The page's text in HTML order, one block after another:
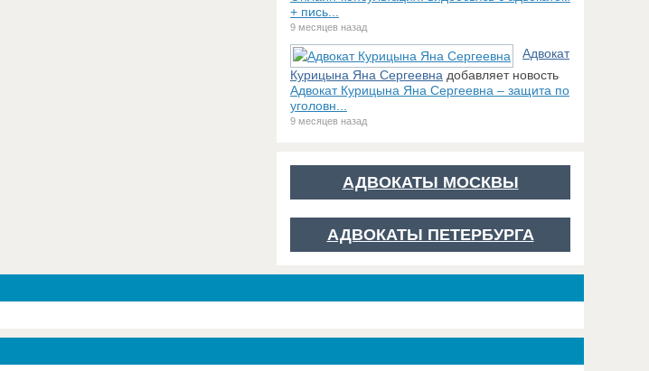
+ пись...
9 месяцев назад
Адвокат
Курицына Яна Сергеевна добавляет новость
Адвокат Курицына Яна Сергеевна – защита по
уголовн...
9 месяцев назад
АДВОКАТЫ МОСКВЫ
АДВОКАТЫ ПЕТЕРБУРГА